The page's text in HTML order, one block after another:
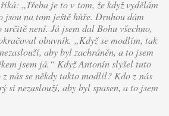
„Třeba je to v tom, že když vydělám
jsou na tom ještě hůře. Druhou dám
není. Já jsem dal Bohu všechno,
obuvník. „Když se modlím, tak
aby byl zachráněn, a to jsem
jsem já.“ Když Antonín slyšel tuto
nás se někdy takto modlil? Kdo z nás
si nezaslouží, aby byl spasen, a to jsem